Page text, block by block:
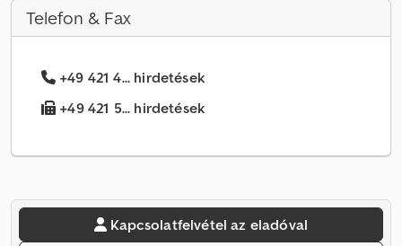
Telefon & Fax
+49 421 4... hirdetések
+49 421 5... hirdetések
Kapcsolatfelvétel az eladóval